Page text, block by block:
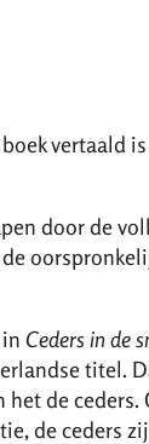
vertaald
door de
Ceders in de
titel.
de ceders.
de ceders